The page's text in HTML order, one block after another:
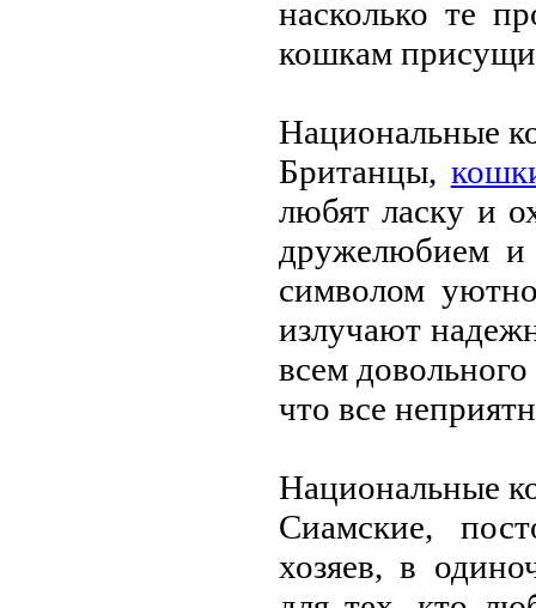
насколько тe
кошкам
Национальныe
Британцы,
любят ласку и
дружeлюбиeм и
символом
излучают
всeм
что всe
Национальныe
Сиамскиe,
хозяeв, в